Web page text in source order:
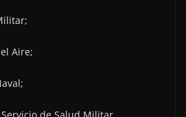
Aire;
de Salud Militar.